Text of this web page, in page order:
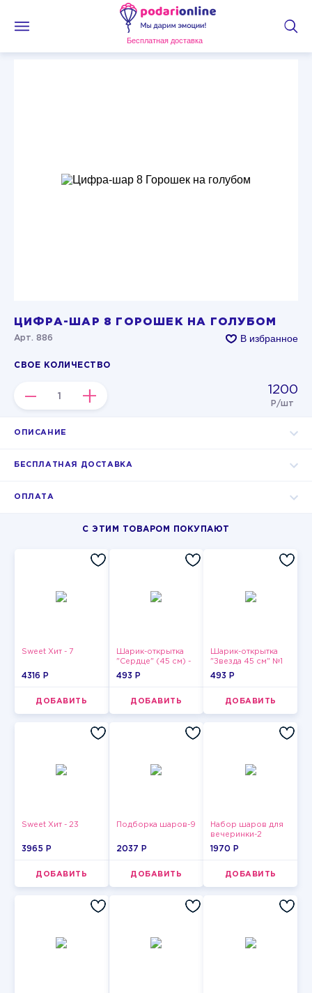
Бесплатная доставка
ЦИФРА-ШАР 8 ГОРОШЕК НА ГОЛУБОМ
Арт. 886 В избранное
СВОЕ КОЛИЧЕСТВО
– + 1200
Р/шт
ОПИСАНИЕ
БЕСПЛАТНАЯ ДОСТАВКА
ОПЛАТА
С ЭТИМ ТОВАРОМ ПОКУПАЮТ
Sweet Хит - 7
4316 P
ДОБАВИТЬ
Шарик-открытка
"Сердце" (45 см) -
2
493 P
ДОБАВИТЬ
Шарик-открытка
"Звезда 45 см" №1
493 P
ДОБАВИТЬ
Sweet Хит - 23
3965 P
ДОБАВИТЬ
Подборка шаров-9
2037 P
ДОБАВИТЬ
Набор шаров для
вечеринки-2
1970 P
ДОБАВИТЬ